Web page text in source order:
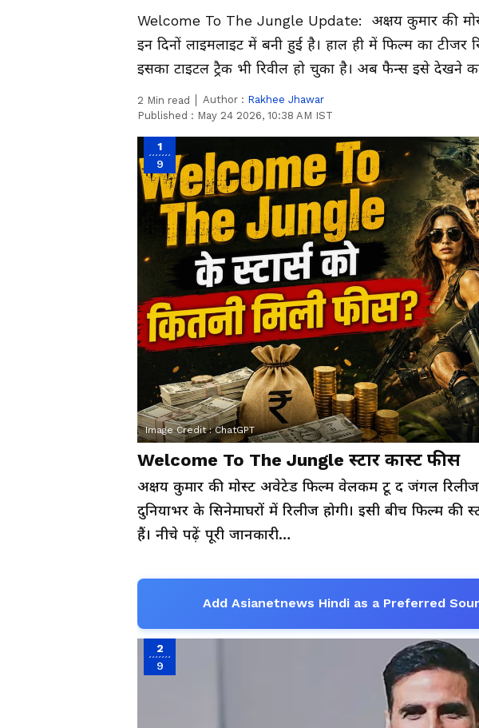
Welcome To The Jungle Update: अक्षय कुमार की
इन दिनों लाइमलाइट में बनी हुई है। हाल ही में फिल्म का टीजर
इसका टाइटल ट्रैक भी रिवील हो चुका है। अब फैन्स इसे देखने
2 Min read Author : Rakhee Jhawar
Published : May 24 2026, 10:38 AM IST
1
9
Image Credit :ChatGPT
Welcome To The Jungle स्टार कास्ट फीस
अक्षय कुमार की मोस्ट अवेटेड फिल्म वेलकम टू द जंगल
दुनियाभर के सिनेमाघरों में रिलीज होगी। इसी बीच फिल्म
हैं। नीचे पढ़ें पूरी जानकारी…
Add Asianetnews Hindi as a Preferred
2
9